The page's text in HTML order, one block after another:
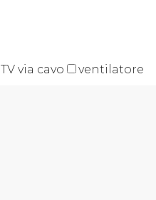
TV via cavo ventilatore